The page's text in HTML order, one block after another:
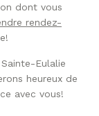
dont vous
rendez-
Eulalie
heureux de
avec vous!